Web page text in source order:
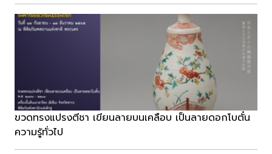
ขวดทรงแปรงตีชา เขียนลายบนเคลือบ เป็นลายดอกโบตั๋น
ความรู้ทั่วไป